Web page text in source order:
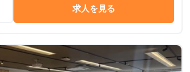
求人を見る